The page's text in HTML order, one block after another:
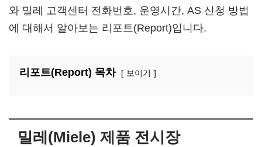
와 밀레 고객센터 전화번호, 운영시간, AS 신청 방법
에 대해서 알아보는 리포트(Report)입니다.
리포트(Report) 목차 보이기
밀레(Miele) 제품 전시장